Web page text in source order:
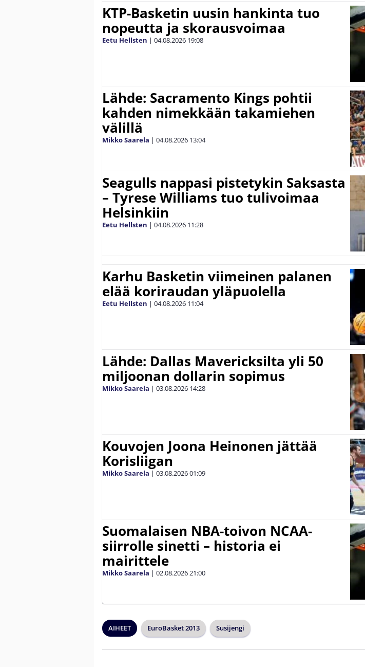
KTP-Basketin uusin hankinta tuo
nopeutta ja skorausvoimaa
Eetu Hellsten | 04.08.2026 19:08
Lähde: Sacramento Kings pohtii
kahden nimekkään takamiehen
välillä
Mikko Saarela | 04.08.2026 13:04
Seagulls nappasi pistetykin Saksasta
– Tyrese Williams tuo tulivoimaa
Helsinkiin
Eetu Hellsten | 04.08.2026 11:28
Karhu Basketin viimeinen palanen
elää koriraudan yläpuolella
Eetu Hellsten | 04.08.2026 11:04
Lähde: Dallas Mavericksilta yli 50
miljoonan dollarin sopimus
Mikko Saarela | 03.08.2026 14:28
Kouvojen Joona Heinonen jättää
Korisliigan
Mikko Saarela | 03.08.202601:09
Suomalaisen NBA-toivon NCAA-
siirrolle sinetti – historia ei
mairittele
Mikko Saarela | 02.08.202621:00
AIHEET EuroBasket 2013 Susijengi